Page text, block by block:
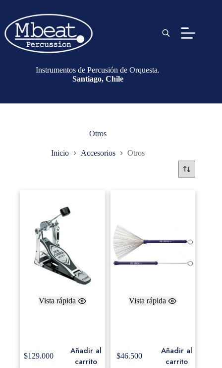
Instrumentos de Percusión de Orquesta.
Santiago, Chile
Otros
Inicio Accesorios Otros
Vista rápida
$129.000
Añadir al
carrito
Vista rápida
$46.500
Añadir al
carrito